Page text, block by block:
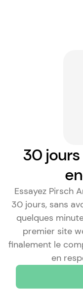
30
Essayez Pirsch
30 jours, sans
quelques
premier site
finalement le
en